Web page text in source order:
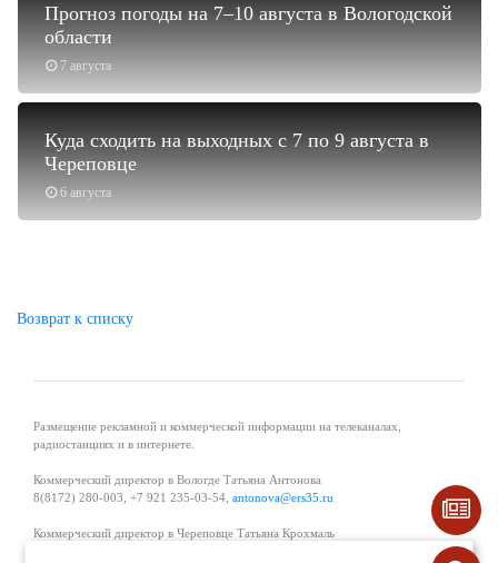
7 августа
Прогноз погоды на 7–10 августа в Вологодской
области
6 августа
Куда сходить на выходных с 7 по 9 августа в
Череповце
Возврат к списку
Размещение рекламной и коммерческой информации на телеканалах,
радиостанциях и в интернете.
Коммерческий директор в Вологде Татьяна Антонова
8(8172) 280-003, +7 921 235-03-54, antonova@ers35.ru
Коммерческий директор в Череповце Татьяна Крохмаль